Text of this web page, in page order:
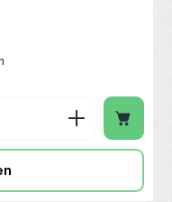
Wert